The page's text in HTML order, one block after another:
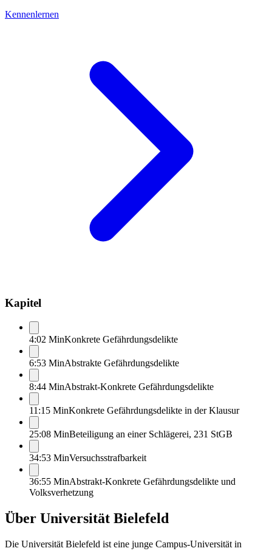
Kennenlernen
Kapitel
4:02 MinKonkrete Gefährdungsdelikte
6:53 MinAbstrakte Gefährdungsdelikte
8:44 MinAbstrakt-Konkrete Gefährdungsdelikte
11:15 MinKonkrete Gefährdungsdelikte in der Klausur
25:08 MinBeteiligung an einer Schlägerei, 231 StGB
34:53 MinVersuchsstrafbarkeit
36:55 MinAbstrakt-Konkrete Gefährdungsdelikte und
Volksverhetzung
Über Universität Bielefeld
Die Universität Bielefeld ist eine junge Campus-Universität in